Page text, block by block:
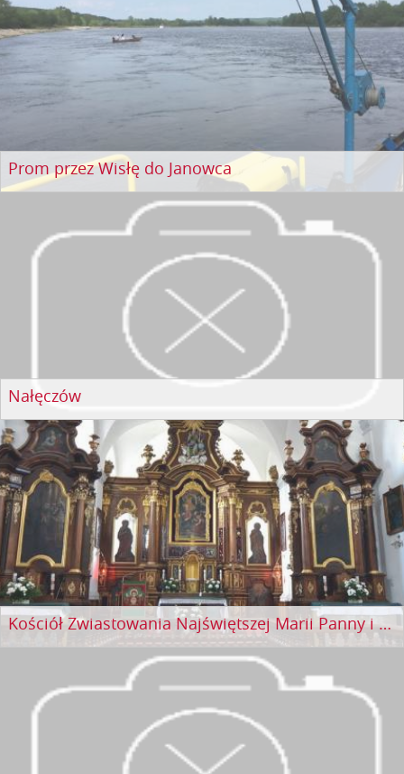
Prom przez Wisłę do Janowca
Nałęczów
Kościół Zwiastowania Najświętszej Marii Panny i Klasztor Reformatów